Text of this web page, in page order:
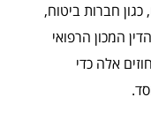
חברות ביטוח,
המכון הרפואי
אלה כדי